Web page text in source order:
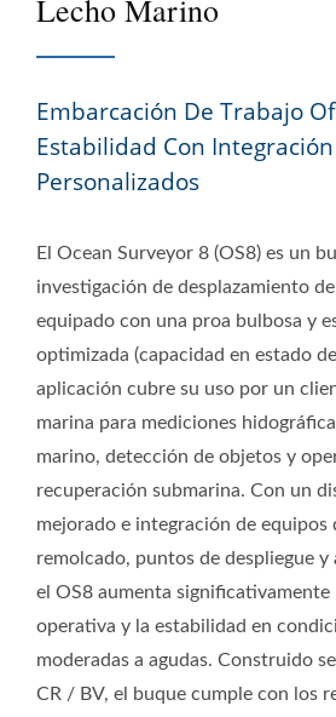
Lecho Marino
Embarcación De Trabajo
Estabilidad Con
Personalizados
El Ocean Surveyor 8 (OS8) es un
investigación de desplazamiento
equipado con una proa bulbosa y
optimizada (capacidad en estado
aplicación cubre su uso por un
marina para mediciones
marino, detección de objetos y
recuperación submarina. Con un
mejorado e integración de equipos
remolcado, puntos de despliegue y
el OS8 aumenta significativamente
operativa y la estabilidad en
moderadas a agudas. Construido
CR / BV, el buque cumple con los